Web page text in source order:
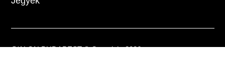
S/ALON BUDAPEST © Copyright 2026